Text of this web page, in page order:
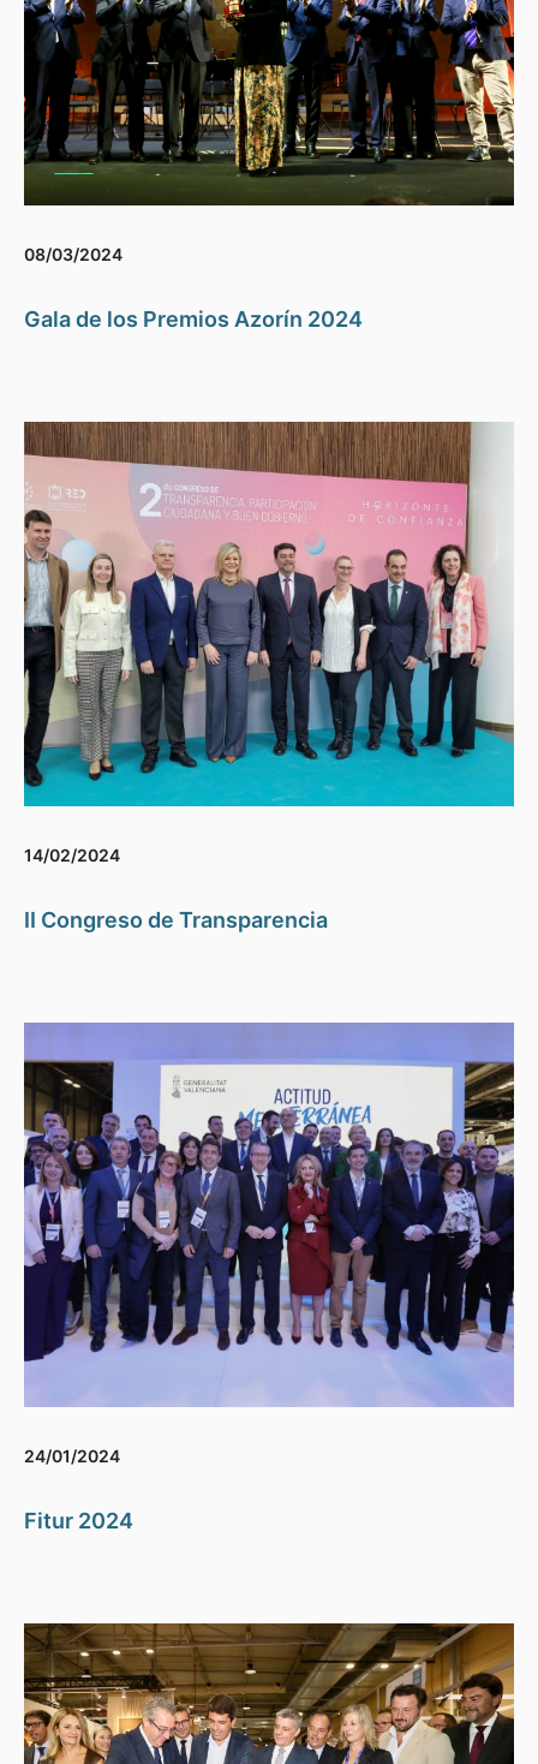
08/03/2024
Gala de los Premios Azorín 2024
14/02/2024
II Congreso de Transparencia
24/01/2024
Fitur 2024